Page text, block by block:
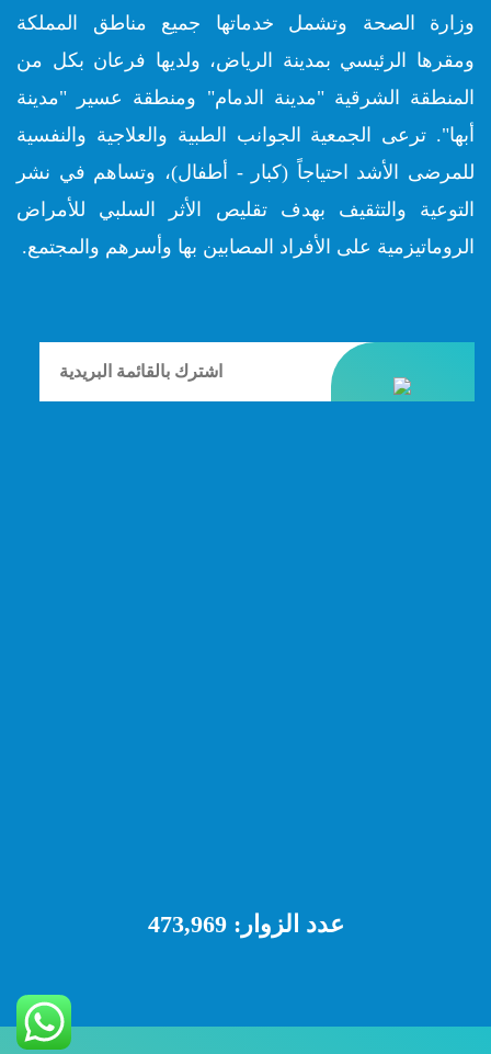
وزارة الصحة وتشمل خدماتها جميع مناطق المملكة
ومقرها الرئيسي بمدينة الرياض، ولديها فرعان بكل من
المنطقة الشرقية "مدينة الدمام" ومنطقة عسير "مدينة
أبها". ترعى الجمعية الجوانب الطبية والعلاجية والنفسية
للمرضى الأشد احتياجاً (كبار - أطفال)، وتساهم في نشر
التوعية والتثقيف بهدف تقليص الأثر السلبي للأمراض
الروماتيزمية على الأفراد المصابين بها وأسرهم والمجتمع.
عدد الزوار:473,969